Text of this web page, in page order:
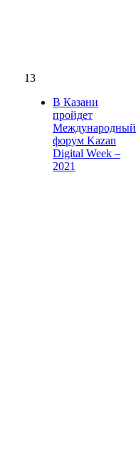
13
В Казани
пройдет
Международный
форум Kazan
Digital Week –
2021